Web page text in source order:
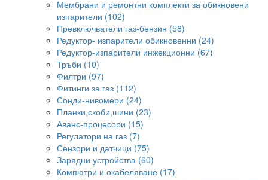
Мембрани и ремонтни комплекти за обикновени
изпарители (102)
Превключватели газ-бензин (58)
Редуктор- изпарители обикновенни (24)
Редуктор-изпарители инжекционни (67)
Тръби (10)
Филтри (97)
Фитинги за газ (112)
Сонди-нивомери (24)
Планки,скоби,шини (23)
Аванс-процесори (15)
Регулатори на газ (7)
Сензори и датчици (75)
Зарядни устройства (60)
Компютри и окабеляване (17)